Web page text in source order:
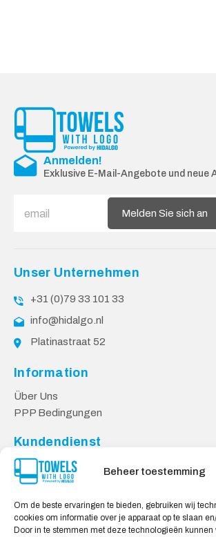
Beheer toestemming
Om de beste ervaringen te bieden, gebruiken wij
cookies om informatie over je apparaat op te slaan
Door in te stemmen met deze technologieën
Anmelden!
Exklusive E-Mail-Angebote und neue
Melden Sie sich an
Unser Unternehmen
+31 (0)79 33 101 33
info@hidalgo.nl
Platinastraat 52
Information
Über Uns
PPP Bedingungen
Kundendienst
Kontakt
Datenschutzbestimmungen
Sicheres Einkaufen